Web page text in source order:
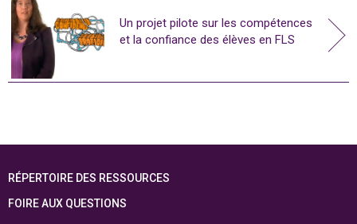
Un projet pilote sur les compétences
et la confiance des élèves en FLS
RÉPERTOIRE DES RESSOURCES
FOIRE AUX QUESTIONS